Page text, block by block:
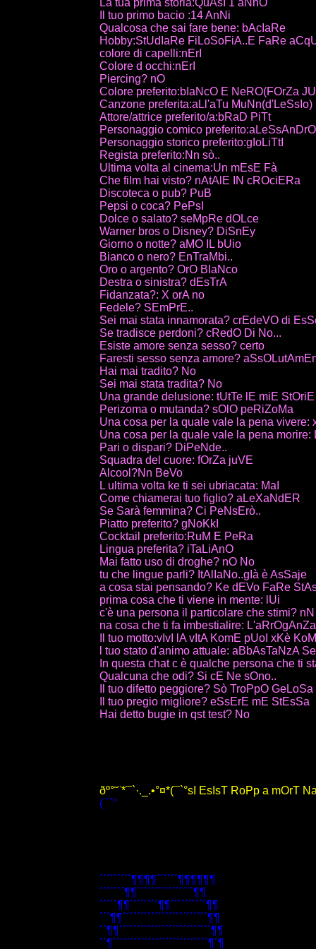
La tua prima storia:QuAsI 1 aNnO
Il tuo primo bacio :14 AnNi
Qualcosa che sai fare bene: bAcIaRe
Hobby:StUdIaRe FiLoSoFiA..E FaRe
colore di capelli:nErI
Colore d occhi:nErI
Piercing? nO
Colore preferito:bIaNcO E NeRO(FOrZa
Canzone preferita:aLl'aTu MuNn(d'LeSsIo)
Attore/attrice preferito/a:bRaD PiTt
Personaggio comico
Personaggio storico preferito:gIoLiTtI
Regista preferito:Nn sò..
Ultima volta al cinema:Un mEsE Fà
Che film hai visto? nAtAlE IN cROciERa
Discoteca o pub? PuB
Pepsi o coca? PePsI
Dolce o salato? seMpRe dOLce
Warner bros o Disney? DiSnEy
Giorno o notte? aMO IL bUio
Bianco o nero? EnTraMbi..
Oro o argento? OrO BIaNco
Destra o sinistra? dEsTrA
Fidanzata?: X orA no
Fedele? SEmPrE..
Sei mai stata innamorata? crEdeVO di
Se tradisce perdoni? cRedO Di No...
Esiste amore senza sesso? certo
Faresti sesso senza amore?
Hai mai tradito? No
Sei mai stata tradita? No
Una grande delusione: tUtTe lE miE
Perizoma o mutanda? sOlO peRiZoMa
Una cosa per la quale vale la pena vivere:
Una cosa per la quale vale la pena morire:
Pari o dispari? DiPeNde..
Squadra del cuore: fOrZa juVE
Alcool?Nn BeVo
L ultima volta ke ti sei ubriacata: MaI
Come chiamerai tuo figlio? aLeXaNdER
Se Sarà femmina? Ci PeNsErò..
Piatto preferito? gNoKkI
Cocktail preferito:RuM E PeRa
Lingua preferita? iTaLiAnO
Mai fatto uso di droghe? nO No
tu che lingue parli? ItAlIaNo..gIà è AsSaje
a cosa stai pensando? Ke dEVo FaRe
prima cosa che ti viene in mente: lUi
c'è una persona il particolare che stimi?
na cosa che ti fa imbestialire:
Il tuo motto:vIvI lA vItA KomE pUoI xKè
l tuo stato d'animo attuale: aBbAsTaNzA
In questa chat c è qualche persona che ti
Qualcuna che odi? Si cE Ne sOno..
Il tuo difetto peggiore? Sò TroPpO GeLoSa
Il tuo pregio migliore? eSsErE mE StEsSa
Hai detto bugie in qst test? No
ðº°˜¨*¯`·._.•°¤*(¯`°sI EsIsT RoPp a mOrT
(¯`°
´´´´´´´´´¶¶¶¶´´´´´´¶¶¶¶¶¶
´´´´´´´¶¶´´´´´´´´´´´´´´´´¶¶
´´´´´¶¶´´´´´´´´¶¶´´´´´´´´´´¶¶
´´´¶¶´´´´´´´´´´´´´´´´´´´´´´´´¶¶
´´¶¶´´´´´´´´´´´´´´´´´´´´´´´´´´¶¶
´´¶´´´´´´´´´´´´´´´´´´´´´´´´´´´¶´¶